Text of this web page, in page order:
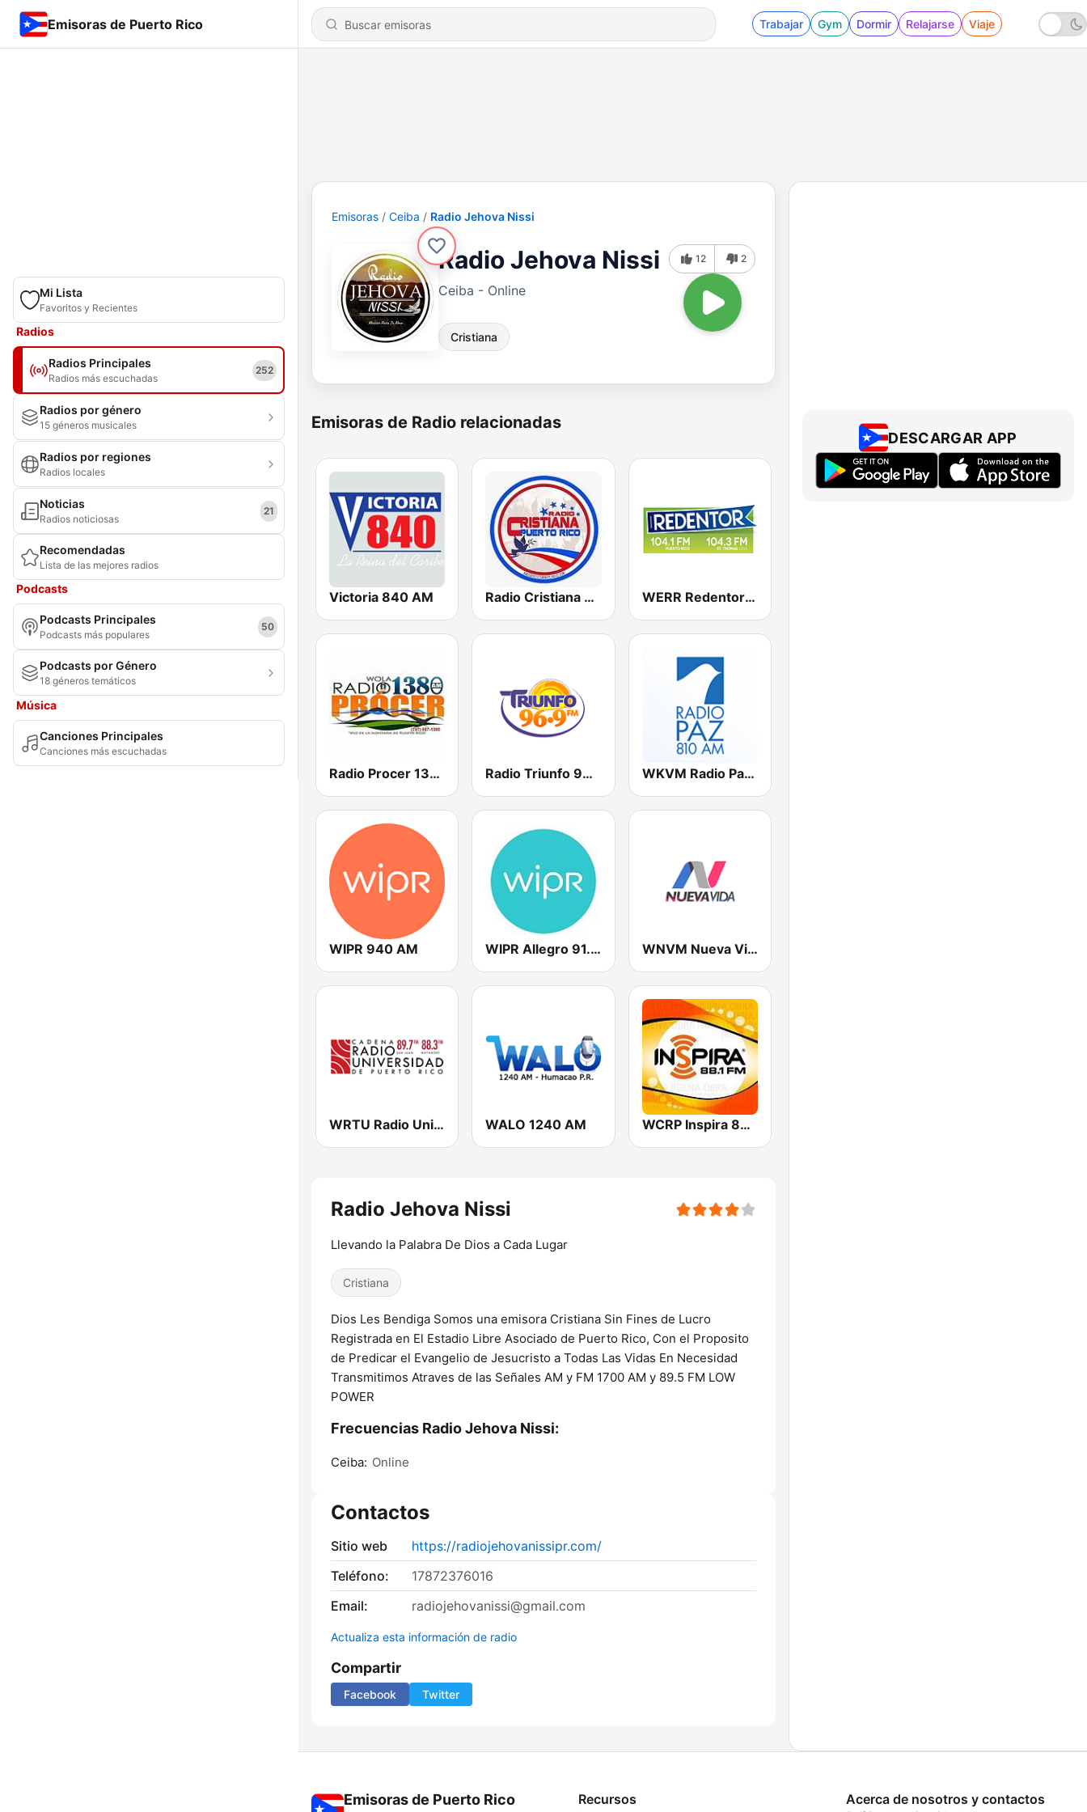
Emisoras de Puerto Rico Trabajar Gym Dormir Relajarse Viaje
Mi Lista
Favoritos y Recientes
Radios
Radios Principales
Radios más escuchadas
252
Radios por género
15 géneros musicales
Radios por regiones
Radios locales
Noticias
Radios noticiosas
21
Recomendadas
Lista de las mejores radios
Podcasts
Podcasts Principales
Podcasts más populares
50
Podcasts por Género
18 géneros temáticos
Música
Canciones Principales
Canciones más escuchadas
Emisoras Ceiba Radio Jehova Nissi
Radio Jehova Nissi
Ceiba - Online
Cristiana
12 2
Emisoras de Radio relacionadas
Victoria 840 AM Radio Cristiana Puerto Rico WERR Redentor 104.1 FM
Radio Procer 1380 AM Radio Triunfo 96.9 FM WKVM Radio Paz 810 AM
WIPR 940 AM WIPR Allegro 91.3 FM WNVM Nueva Vida 97.7 FM
WRTU Radio Universidad FM WALO 1240 AM WCRP Inspira 88.1 FM
Radio Jehova Nissi
Llevando la Palabra De Dios a Cada Lugar
Cristiana
Dios Les Bendiga Somos una emisora Cristiana Sin Fines de Lucro
Registrada en El Estadio Libre Asociado de Puerto Rico, Con el Proposito
de Predicar el Evangelio de Jesucristo a Todas Las Vidas En Necesidad
Transmitimos Atraves de las Señales AM y FM 1700 AM y 89.5 FM LOW
POWER
Frecuencias Radio Jehova Nissi:
Ceiba: Online
Contactos
Sitio web
https://radiojehovanissipr.com/
Teléfono:
17872376016
Email:
radiojehovanissi@gmail.com
Actualiza esta información de radio
Compartir
Facebook Twitter
DESCARGAR APP
Emisoras de Puerto Rico Recursos Acerca de nosotros y contactos